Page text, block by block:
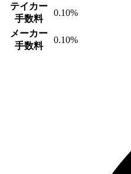
テイカー
手数料
0.10%
メーカー
手数料
0.10%